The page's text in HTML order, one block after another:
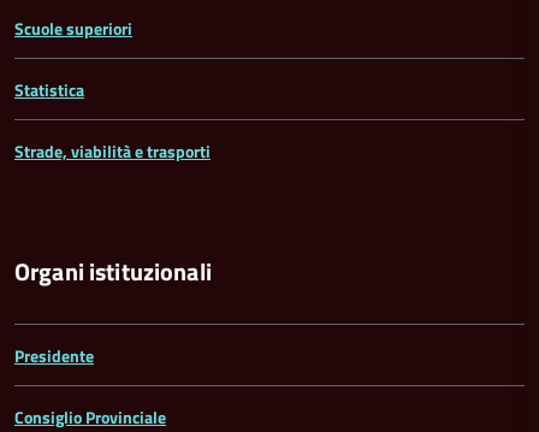
Scuole superiori
Statistica
Strade, viabilità e trasporti
Organi istituzionali
Presidente
Consiglio Provinciale